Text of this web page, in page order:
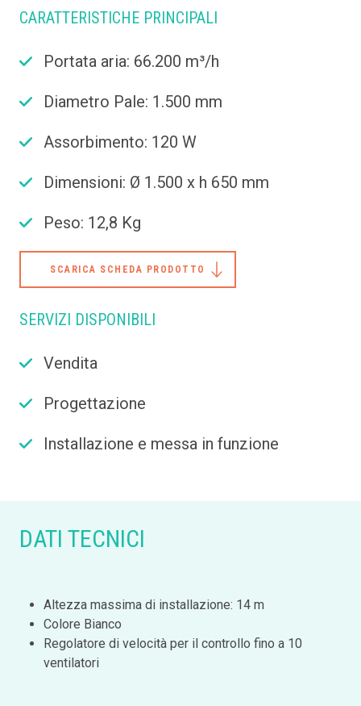
CARATTERISTICHE PRINCIPALI
Portata aria: 66.200 m³/h
Diametro Pale: 1.500 mm
Assorbimento: 120 W
Dimensioni: Ø 1.500 x h 650 mm
Peso: 12,8 Kg
SCARICA SCHEDA PRODOTTO
SERVIZI DISPONIBILI
Vendita
Progettazione
Installazione e messa in funzione
DATI TECNICI
Altezza massima di installazione: 14 m
Colore Bianco
Regolatore di velocità per il controllo fino a 10
ventilatori